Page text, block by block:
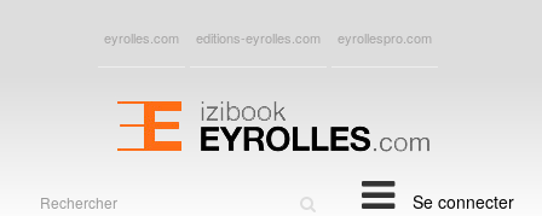
eyrolles.com editions-eyrolles.com eyrollespro.com
Se connecter